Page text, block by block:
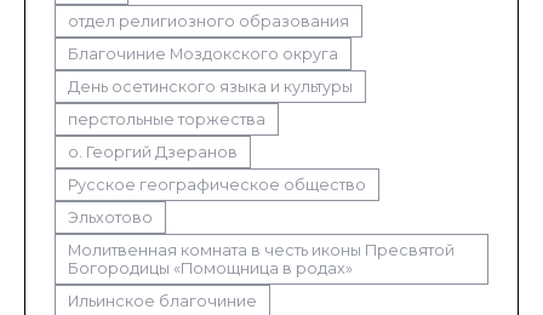
отдел религиозного образования
Благочиние Моздокского округа
День осетинского языка и культуры
перстольные торжества
о. Георгий Дзеранов
Русское географическое общество
Эльхотово
Молитвенная комната в честь иконы Пресвятой
Богородицы «Помощница в родах»
Ильинское благочиние